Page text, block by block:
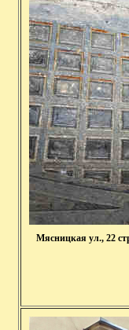
Мясницкая ул., 22